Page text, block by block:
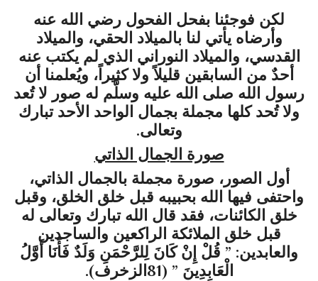
لكن فوجئنا بفحل الفحول رضي الله عنه
وأرضاه يأتي لنا بالميلاد الحقي، والميلاد
القدسي، والميلاد النوراني الذي لم يكتب عنه
أحدٌ من السابقين قليلاً ولا كثيراً، ويُعلمنا أن
رسول الله صلى الله عليه وسلَّم له صور لا تُعد
ولا تُحد كلها مجملة بجمال الواحد الأحد تبارك
وتعالى.
صورة الجمال الذاتي
أول الصور، صورة مجملة بالجمال الذاتي،
واحتفى فيها الله بحبيبه قبل خلق الخلق، وقبل
خلق الكائنات، فقد قال الله تبارك وتعالى له
قبل خلق الملائكة الراكعين والساجدين
والعابدين: ” قُلْ إِنْ كَانَ لِلرَّحْمَنِ وَلَدٌ فَأَنَا أَوَّلُ
الْعَابِدِينَ ” (81الزخرف).